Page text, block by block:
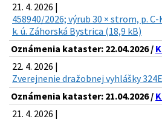
21. 4. 2026 |
458940/2026; výrub 30 × strom, p.
k. ú. Záhorská Bystrica (18,9 kB)
Oznámenia kataster: 22.04.2026 /
22. 4. 2026 |
Zverejnenie dražobnej vyhlášky
Oznámenia kataster: 21.04.2026 /
21. 4. 2026 |